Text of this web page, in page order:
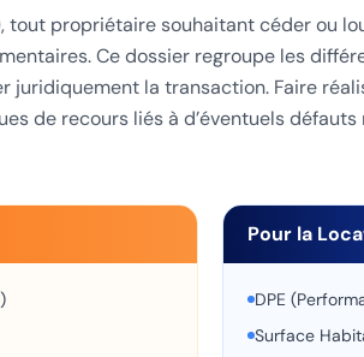
propriétaire souhaitant céder ou
Ce dossier regroupe les
juridiquement la transaction. Faire
de recours liés à d’éventuels
Pour la
DPE
Surface